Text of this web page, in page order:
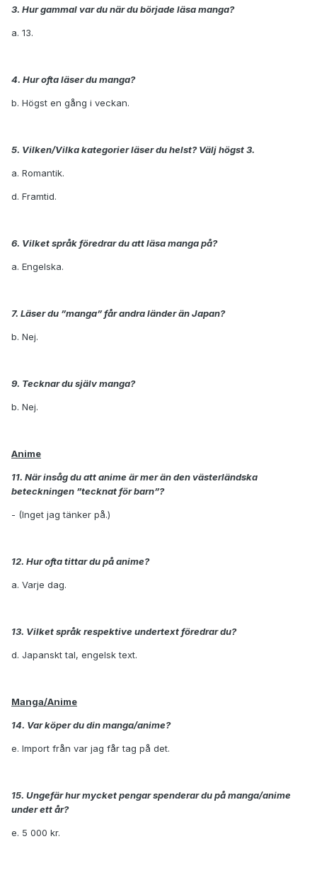
3. Hur gammal var du när du började läsa manga?
a. 13.
4. Hur ofta läser du manga?
b. Högst en gång i veckan.
5. Vilken/Vilka kategorier läser du helst? Välj högst 3.
a. Romantik.
d. Framtid.
6. Vilket språk föredrar du att läsa manga på?
a. Engelska.
7. Läser du ”manga” får andra länder än Japan?
b. Nej.
9. Tecknar du själv manga?
b. Nej.
Anime
11. När insåg du att anime är mer än den västerländska
beteckningen ”tecknat för barn”?
- (Inget jag tänker på.)
12. Hur ofta tittar du på anime?
a. Varje dag.
13. Vilket språk respektive undertext föredrar du?
d. Japanskt tal, engelsk text.
Manga/Anime
14. Var köper du din manga/anime?
e. Import från var jag får tag på det.
15. Ungefär hur mycket pengar spenderar du på manga/anime
under ett år?
e. 5 000 kr.